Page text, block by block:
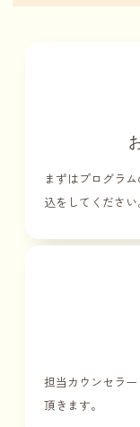
まずはプログラ
込をしてください
担当カウンセラ
頂きます。